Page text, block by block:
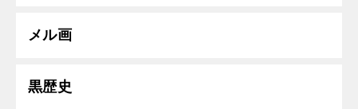
メル画
黒歴史